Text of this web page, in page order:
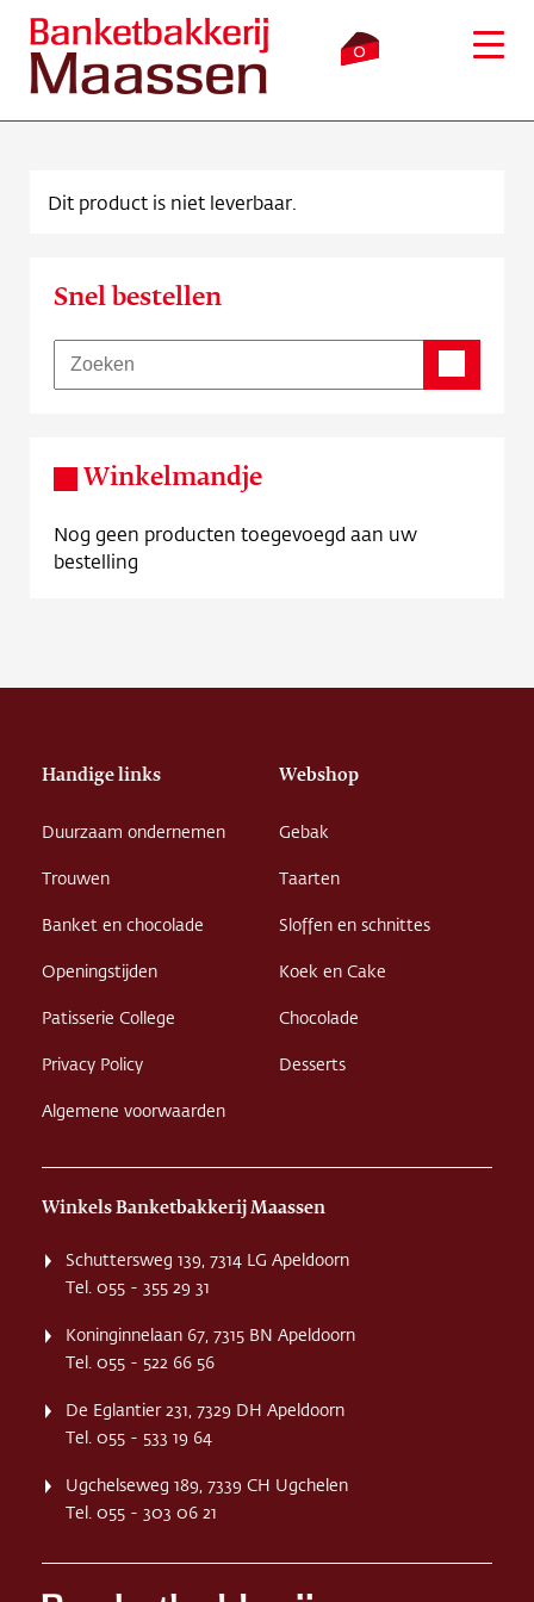
0
Verkooppunten
Over ons
Contact
Dit product is niet leverbaar.
Snel bestellen
Winkelmandje
Nog geen producten toegevoegd aan uw
bestelling
Handige links
Duurzaam ondernemen
Trouwen
Banket en chocolade
Openingstijden
Patisserie College
Privacy Policy
Algemene voorwaarden
Webshop
Gebak
Taarten
Sloffen en schnittes
Koek en Cake
Chocolade
Desserts
Winkels Banketbakkerij Maassen
Schuttersweg 139, 7314 LG Apeldoorn
Tel. 055 - 355 29 31
Koninginnelaan 67, 7315 BN Apeldoorn
Tel. 055 - 522 66 56
De Eglantier 231, 7329 DH Apeldoorn
Tel. 055 - 533 19 64
Ugchelseweg 189, 7339 CH Ugchelen
Tel. 055 - 303 06 21